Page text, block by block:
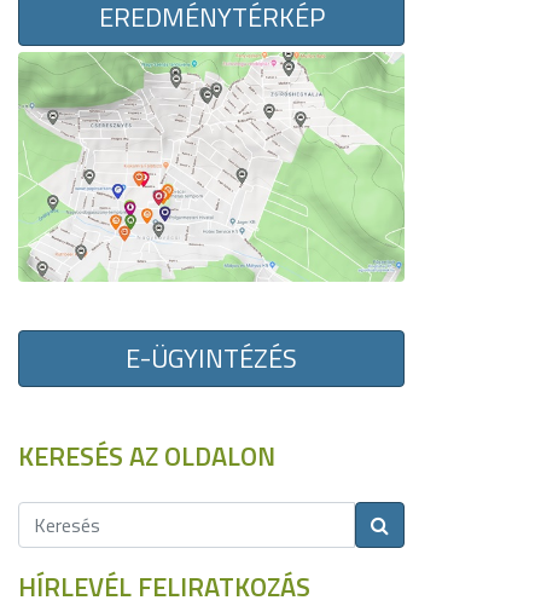
EREDMÉNYTÉRKÉP
E-ÜGYINTÉZÉS
KERESÉS AZ OLDALON
HÍRLEVÉL FELIRATKOZÁS